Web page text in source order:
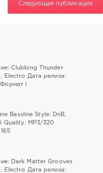
Следующая публикация
Сlubbing Thunder
Electro Дата релиза:
|
Bassline Style: DnB,
Quality: MP3/320
Dark Matter Grooves
Electro Дата релиза: